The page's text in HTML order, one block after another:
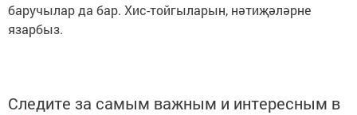
баручылар да бар. Хис-тойгыларын, нәтиҗәләрне
язарбыз.
Следите за самым важным и интересным в